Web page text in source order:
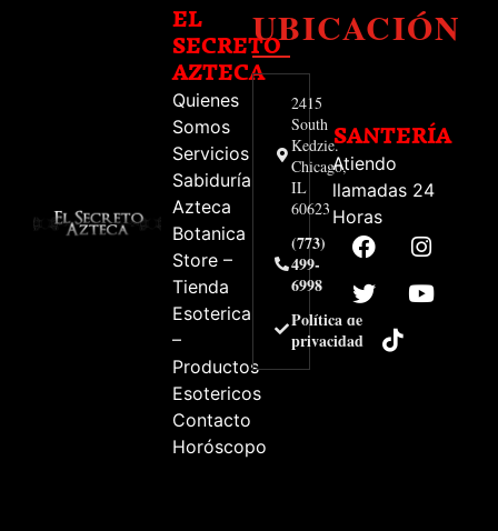
EL
SECRETO
AZTECA
Quienes
Somos
Servicios
Sabiduría
Azteca
Botanica
Store –
Tienda
Esoterica
–
Productos
Esotericos
Contacto
Horóscopo
UBICACIÓN
2415
South
Kedzie.
Chicago,
IL
60623
(773)
499-
6998
Política de
privacidad
SANTERÍA
Atiendo
llamadas 24
Horas